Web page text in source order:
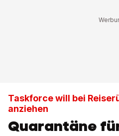
Taskforce will bei
anziehen
Quarantäne